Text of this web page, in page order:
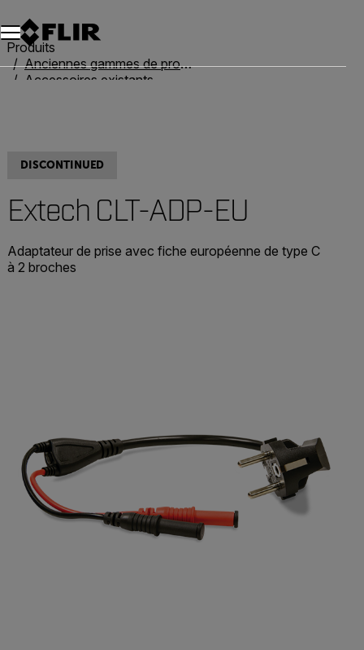
Unread messages
Modèle
Supprimer
articles
article
Ajouter au panier
Ajouté au panier
Produits
Anciennes gammes de produits
Accessoires existants
DISCONTINUED
Extech CLT-ADP-EU
Adaptateur de prise avec fiche européenne de type C
à 2 broches